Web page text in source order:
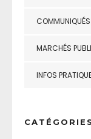
COMMUNIQUÉS
MARCHÉS
INFOS
CATÉGORIES